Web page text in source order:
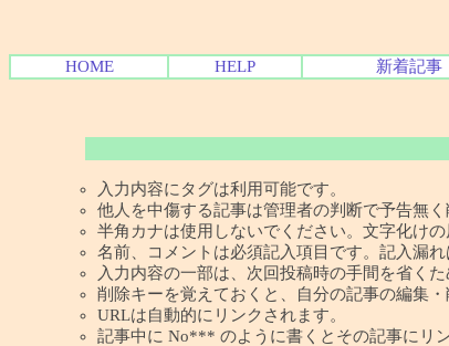
HOME HELP 新着記事
入力内容にタグは利用可能です。
他人を中傷する記事は管理者の判断で予告無く
半角カナは使用しないでください。文字化けの
名前、コメントは必須記入項目です。記入漏れ
入力内容の一部は、次回投稿時の手間を省く
削除キーを覚えておくと、自分の記事の編集・
URLは自動的にリンクされます。
記事中に No*** のように書くとその記事にリ